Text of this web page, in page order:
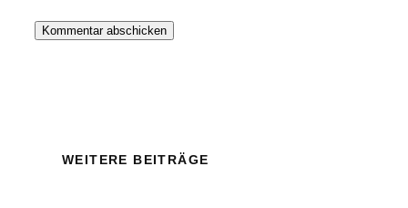
WEITERE BEITRÄGE